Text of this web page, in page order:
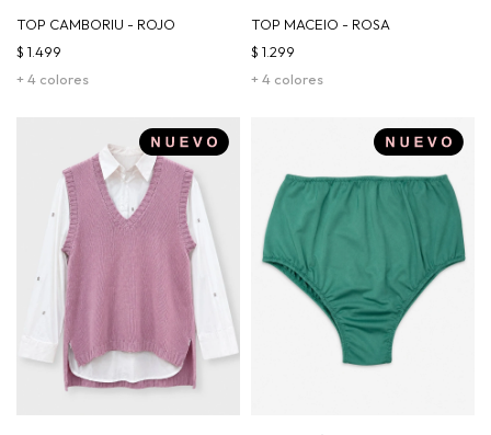
TOP CAMBORIU - ROJO
+ 4 colores
$ 1.499
TOP MACEIO - ROSA
+ 4 colores
$ 1.299